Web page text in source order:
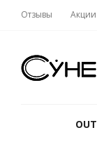
Отзывы Акции